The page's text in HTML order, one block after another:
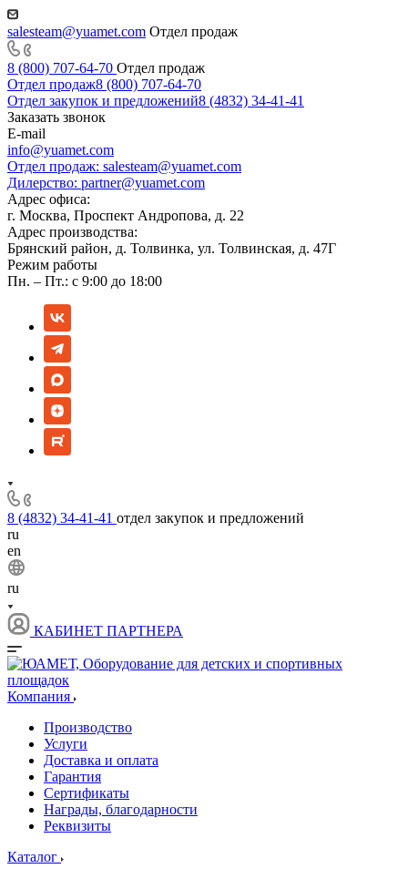
salesteam@yuamet.com Отдел продаж
8 (800) 707-64-70 Отдел продаж
Отдел продаж8 (800) 707-64-70
Отдел закупок и предложений8 (4832) 34-41-41
Заказать звонок
E-mail
info@yuamet.com
Отдел продаж: salesteam@yuamet.com
Дилерство: partner@yuamet.com
Адрес офиса:
г. Москва, Проспект Андропова, д. 22
Адрес производства:
Брянский район, д. Толвинка, ул. Толвинская, д. 47Г
Режим работы
Пн. – Пт.: с 9:00 до 18:00
8 (4832) 34-41-41 отдел закупок и предложений
ru
en
ru
КАБИНЕТ ПАРТНЕРА
Компания
Производство
Услуги
Доставка и оплата
Гарантия
Сертификаты
Награды, благодарности
Реквизиты
Каталог